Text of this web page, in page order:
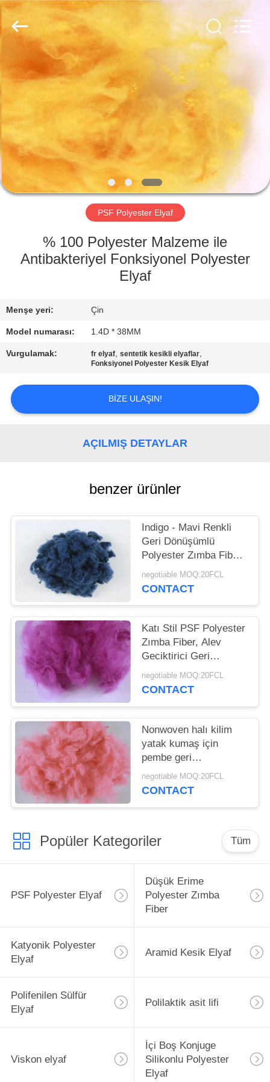
EV
ÜRÜN:%
S
VİDEOLAR
HAKKIMIZDA
FABRIKA
TURU
KONTROL
BIZIMLE
GEÇIN
HARITASI
PRIVACY
POLICY
CHANGSHU
AZURE
CO.LTD.
All
Rights
PSF Polyester Elyaf
% 100 Polyester Malzeme ile
Antibakteriyel Fonksiyonel Polyester
Elyaf
Menşe yeri: Çin
Model numarası: 1.4D * 38MM
Vurgulamak: fr elyaf,sentetik kesikli elyaflar,
Fonksiyonel Polyester Kesik Elyaf
BIZE ULAŞIN!
AÇILMIŞ DETAYLAR
benzer ürünler
Indigo - Mavi Renkli
Geri Dönüşümlü
Polyester Zımba Fiber
Aşınma - Dayanıklı 3D
* 32MM
negotiable MOQ:20FCL
CONTACT
Katı Stil PSF Polyester
Zımba Fiber, Alev
Geciktirici Geri
Dönüşümlü Pet Elyaf
negotiable MOQ:20FCL
CONTACT
Nonwoven halı kilim
yatak kumaş için
pembe geri
dönüştürülmüş
polyester elyaf
negotiable MOQ:20FCL
CONTACT
Popüler Kategoriler Tüm
PSF Polyester Elyaf
Düşük Erime
Polyester Zımba
Fiber
Katyonik Polyester
Elyaf
Aramid Kesik Elyaf
Polifenilen Sülfür
Elyaf
Polilaktik asit lifi
Viskon elyaf
İçi Boş Konjuge
Silikonlu Polyester
Elyaf